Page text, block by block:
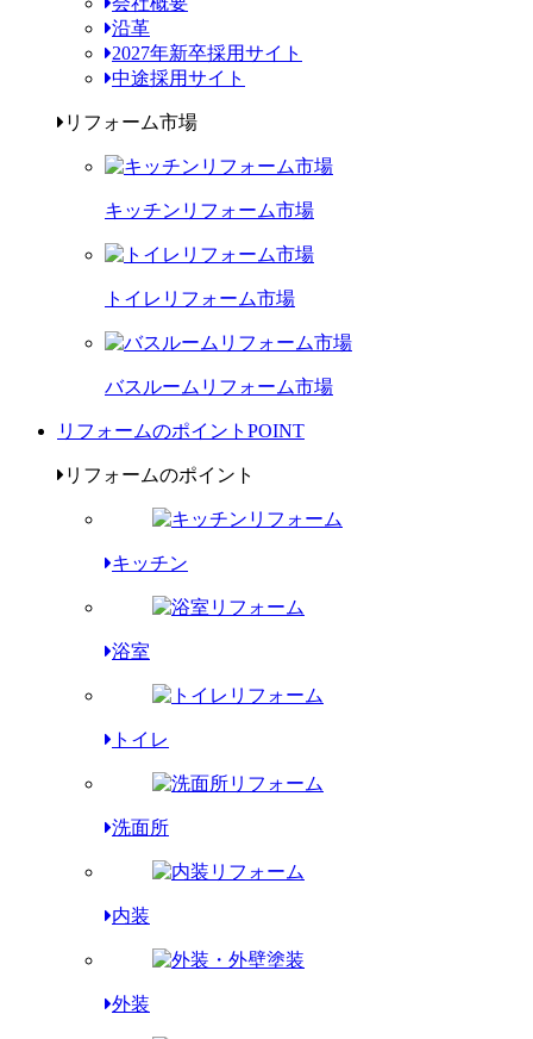
沿革
2027年新卒採用サイト
中途採用サイト
リフォーム市場
キッチンリフォーム市場
トイレリフォーム市場
バスルームリフォーム市場
リフォームのポイント POINT
リフォームのポイント
キッチン
浴室
トイレ
洗面所
内装
外装